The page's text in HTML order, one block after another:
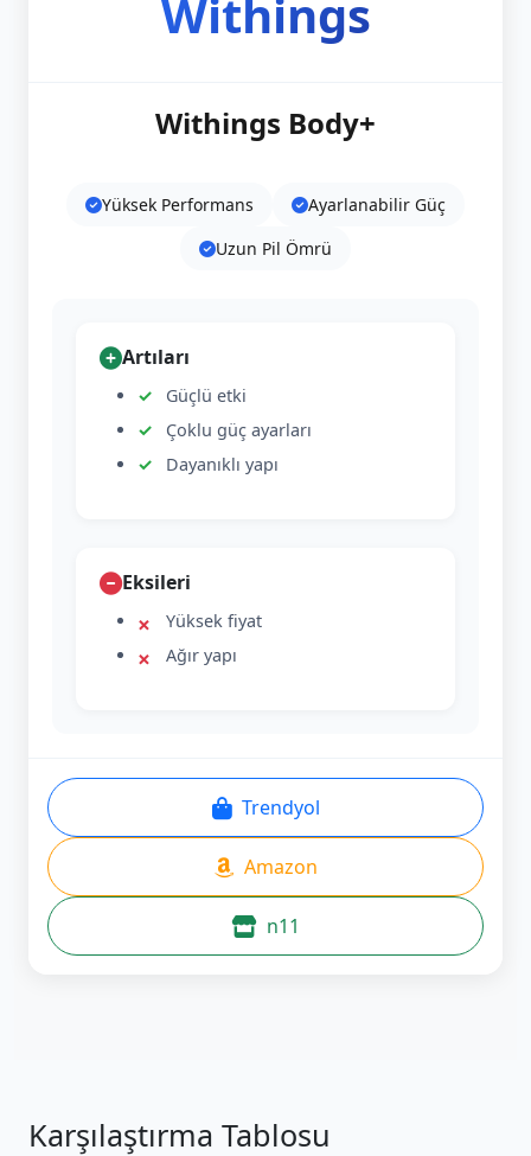
Withings
Withings Body+
Yüksek Performans
Ayarlanabilir Güç
Uzun Pil Ömrü
Artıları
Güçlü etki
Çoklu güç ayarları
Dayanıklı yapı
Eksileri
Yüksek fiyat
Ağır yapı
Trendyol
Amazon
n11
Karşılaştırma Tablosu